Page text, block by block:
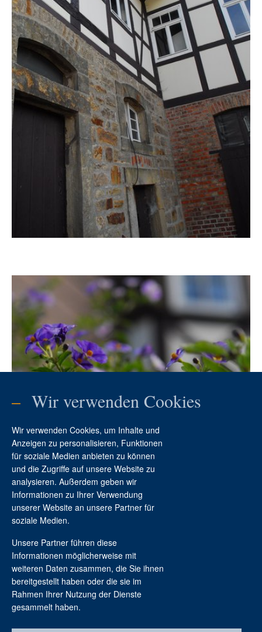
– Wir verwenden Cookies
Wir verwenden Cookies, um Inhalte und
Anzeigen zu personalisieren, Funktionen
für soziale Medien anbieten zu können
und die Zugriffe auf unsere Website zu
analysieren. Außerdem geben wir
Informationen zu Ihrer Verwendung
unserer Website an unsere Partner für
soziale Medien.
Unsere Partner führen diese
Informationen möglicherweise mit
weiteren Daten zusammen, die Sie ihnen
bereitgestellt haben oder die sie im
Rahmen Ihrer Nutzung der Dienste
gesammelt haben.
Kontakt